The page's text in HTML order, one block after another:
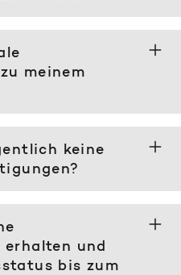
meinem
keine
und
bis zum